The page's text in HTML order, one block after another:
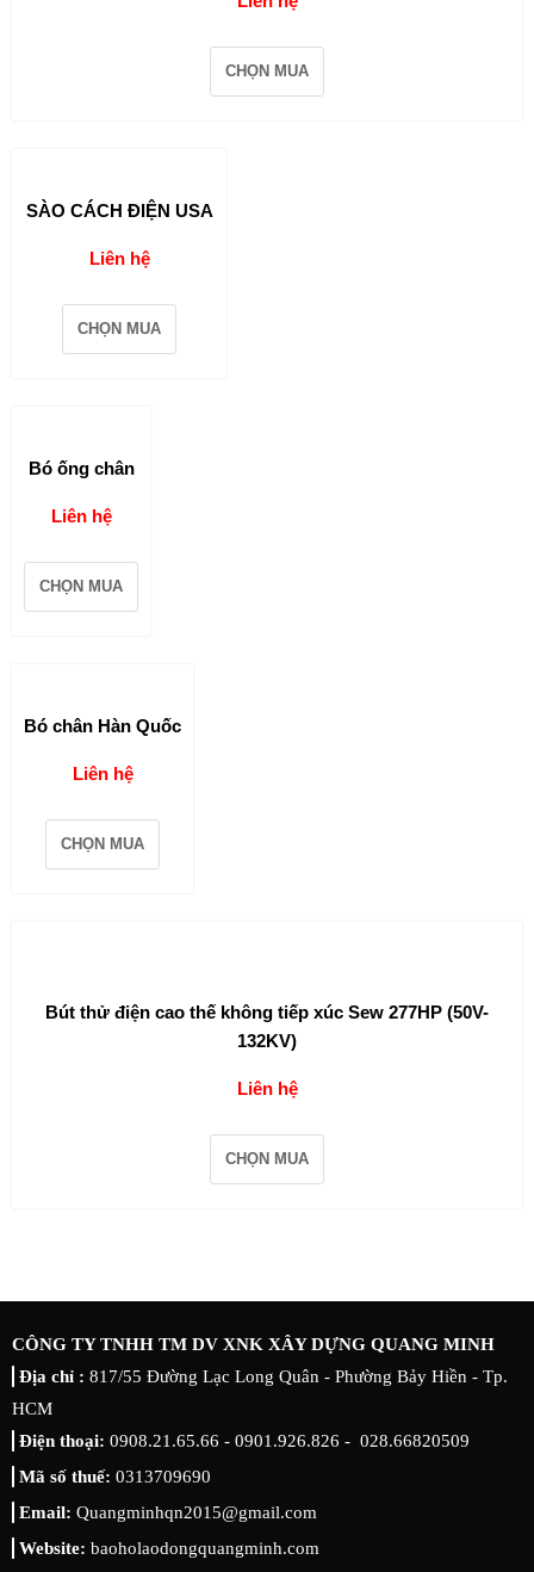
CHỌN MUA
SÀO CÁCH ĐIỆN USA
Liên hệ
CHỌN MUA
Bó ống chân
Liên hệ
CHỌN MUA
Bó chân Hàn Quốc
Liên hệ
CHỌN MUA
Bút thử điện cao thế không tiếp xúc Sew 277HP (50V-
132KV)
Liên hệ
CHỌN MUA
CÔNG TY TNHH TM DV XNK XÂY DỰNG QUANG MINH
Địa chỉ : 817/55 Đường Lạc Long Quân - Phường Bảy Hiền - Tp.
HCM
Điện thoại: 0908.21.65.66 - 0901.926.826 - 028.66820509
Mã số thuế: 0313709690
Email: Quangminhqn2015@gmail.com
Website: baoholaodongquangminh.com